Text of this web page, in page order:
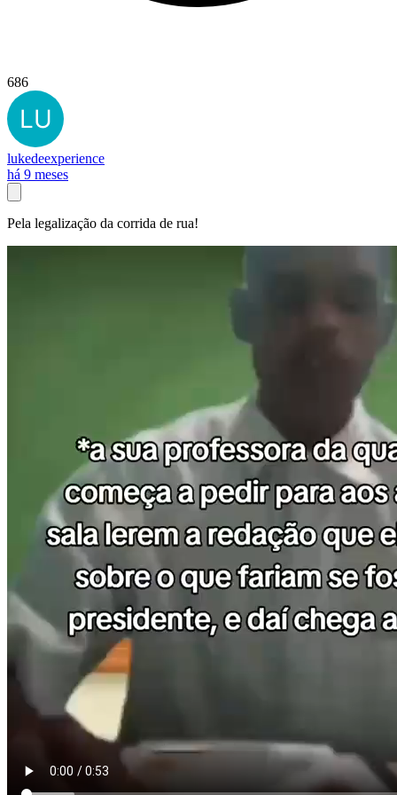
686
lukedeexperience
há 9 meses
Pela legalização da corrida de rua!